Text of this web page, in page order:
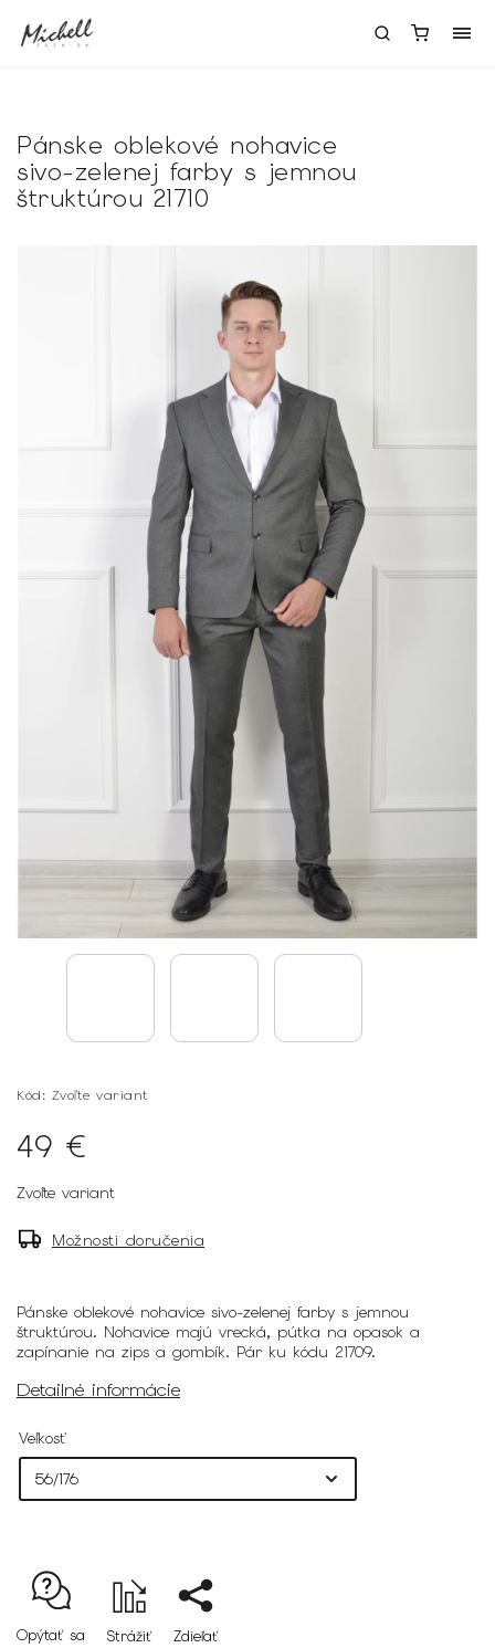
Pánske oblekové nohavice
sivo-zelenej farby s jemnou
štruktúrou 21710
Kód: Zvoľte variant
49 €
Zvoľte variant
Možnosti doručenia
Pánske oblekové nohavice sivo-zelenej farby s jemnou
štruktúrou. Nohavice majú vrecká, pútka na opasok a
zapínanie na zips a gombík. Pár ku kódu 21709.
Detailné informácie
Veľkosť
Opýtať sa Strážiť Zdieľať